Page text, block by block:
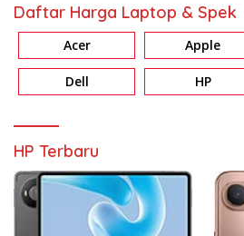
Daftar Harga Laptop & Spek
Acer Apple
Dell HP
HP Terbaru